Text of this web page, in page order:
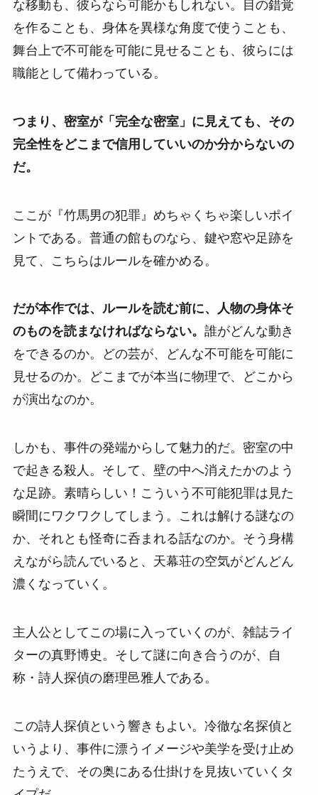
な移動も、彼らなら可能かもしれない。目の錯覚
を作ることも、身体を異様な角度で使うことも、
舞台上で不可能を可能に見せることも、彼らには
職能として備わっている。
つまり、密室が「完全な密室」に見えても、その
完全性をどこまで信用していいのか分からないの
だ。
ここが『竹馬男の犯罪』めちゃくちゃ楽しいポイ
ントである。普通の館ものなら、鍵や窓や足跡を
見て、こちらはルールを確かめる。
だが本作では、ルールを読む前に、人物の身体そ
のものを読まなければならない。 誰がどんな動き
をできるのか。どの芸が、どんな不可能を可能に
見せるのか。どこまでが本当に物理で、どこから
が演出なのか。
しかも、事件の発端からして魅力的だ。密室の中
で起きる殺人。そして、壁の中へ消えたかのよう
な足跡。素晴らしい！こういう不可能犯罪は見た
瞬間にワクワクしてしまう。これは解ける謎なの
か、それとも怪奇に呑まれる話なのか。そう身構
えながら読んでいると、天幕荘の空気がどんどん
濃くなっていく。
主人公としてこの場に入っていくのが、雑誌ライ
ターの真野博史。そして謎に向き合うのが、自
称・詩人探偵の磨理邑雅人である。
この詩人探偵という響きもよい。冷徹な名探偵と
いうより、事件に漂うイメージや美学を受け止め
たうえで、その奥にある仕掛けを見抜いていくタ